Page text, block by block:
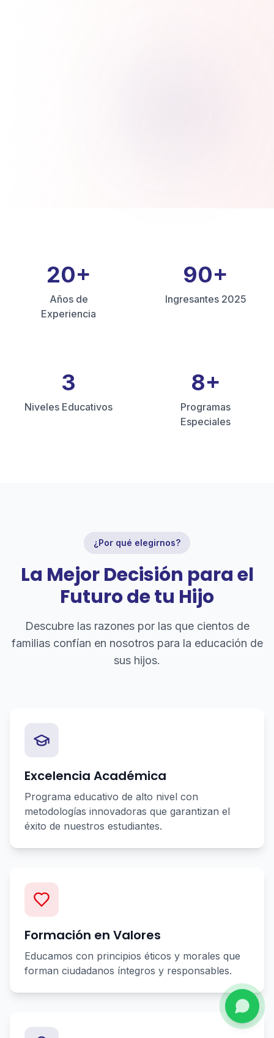
20+
Años de
Experiencia
90+
Ingresantes 2025
3
Niveles Educativos
8+
Programas
Especiales
¿Por qué elegirnos?
La Mejor Decisión para el
Futuro de tu Hijo
Descubre las razones por las que cientos de
familias confían en nosotros para la educación de
sus hijos.
Excelencia Académica
Programa educativo de alto nivel con
metodologías innovadoras que garantizan el
éxito de nuestros estudiantes.
Formación en Valores
Educamos con principios éticos y morales que
forman ciudadanos íntegros y responsables.